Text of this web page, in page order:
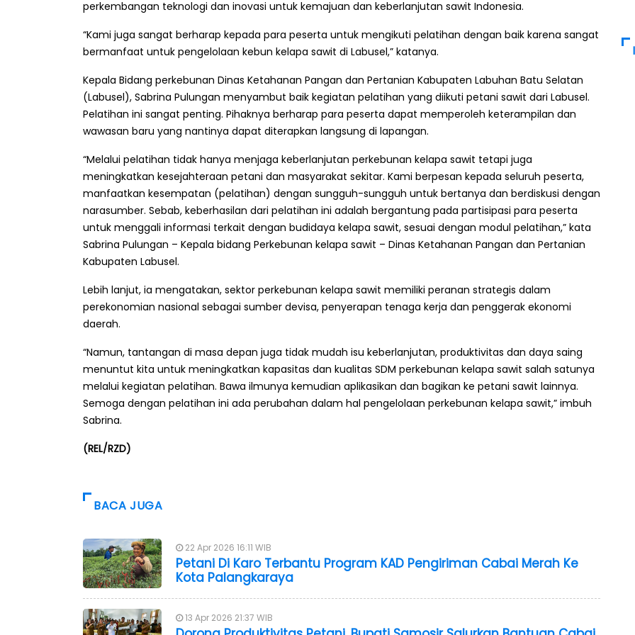
perkembangan teknologi dan inovasi untuk kemajuan dan keberlanjutan sawit Indonesia.
“Kami juga sangat berharap kepada para peserta untuk mengikuti pelatihan dengan baik karena sangat
bermanfaat untuk pengelolaan kebun kelapa sawit di Labusel,” katanya.
Kepala Bidang perkebunan Dinas Ketahanan Pangan dan Pertanian Kabupaten Labuhan Batu Selatan
(Labusel), Sabrina Pulungan menyambut baik kegiatan pelatihan yang diikuti petani sawit dari Labusel.
Pelatihan ini sangat penting. Pihaknya berharap para peserta dapat memperoleh keterampilan dan
wawasan baru yang nantinya dapat diterapkan langsung di lapangan.
“Melalui pelatihan tidak hanya menjaga keberlanjutan perkebunan kelapa sawit tetapi juga
meningkatkan kesejahteraan petani dan masyarakat sekitar. Kami berpesan kepada seluruh peserta,
manfaatkan kesempatan (pelatihan) dengan sungguh-sungguh untuk bertanya dan berdiskusi dengan
narasumber. Sebab, keberhasilan dari pelatihan ini adalah bergantung pada partisipasi para peserta
untuk menggali informasi terkait dengan budidaya kelapa sawit, sesuai dengan modul pelatihan,” kata
Sabrina Pulungan – Kepala bidang Perkebunan kelapa sawit – Dinas Ketahanan Pangan dan Pertanian
Kabupaten Labusel.
Lebih lanjut, ia mengatakan, sektor perkebunan kelapa sawit memiliki peranan strategis dalam
perekonomian nasional sebagai sumber devisa, penyerapan tenaga kerja dan penggerak ekonomi
daerah.
“Namun, tantangan di masa depan juga tidak mudah isu keberlanjutan, produktivitas dan daya saing
menuntut kita untuk meningkatkan kapasitas dan kualitas SDM perkebunan kelapa sawit salah satunya
melalui kegiatan pelatihan. Bawa ilmunya kemudian aplikasikan dan bagikan ke petani sawit lainnya.
Semoga dengan pelatihan ini ada perubahan dalam hal pengelolaan perkebunan kelapa sawit,” imbuh
Sabrina.
(REL/RZD)
BACA JUGA
22 Apr 2026 16:11 WIB
Petani Di Karo Terbantu Program KAD Pengiriman Cabai Merah Ke
Kota Palangkaraya
13 Apr 2026 21:37 WIB